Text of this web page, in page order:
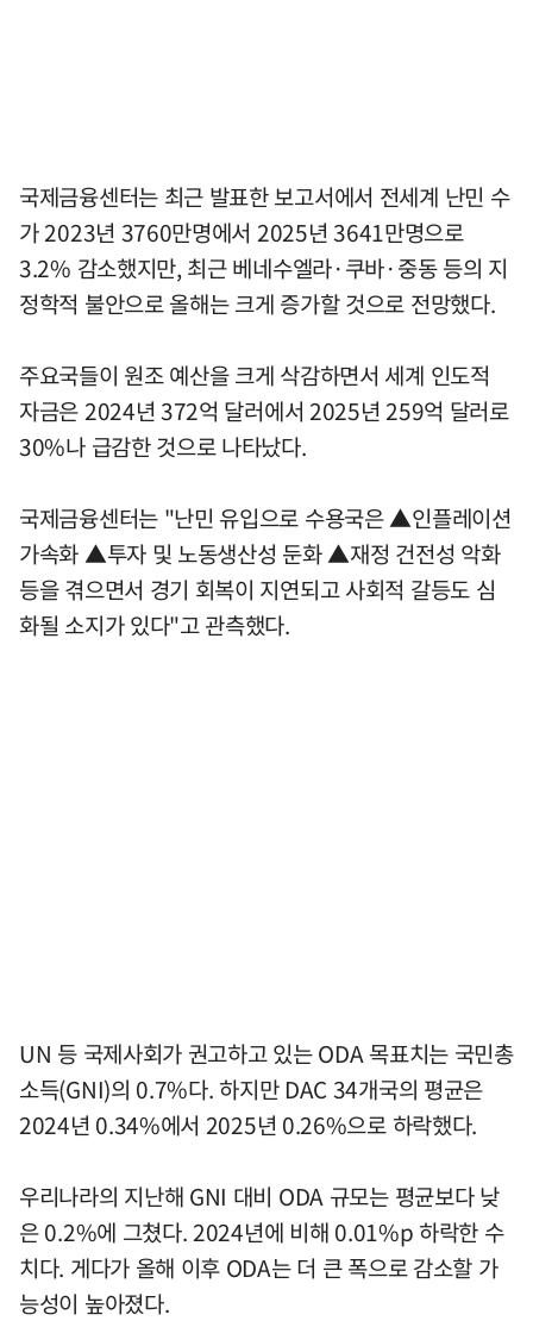
국제금융센터는 최근 발표한 보고서에서 전세계 난민 수
가 2023년 3760만명에서 2025년 3641만명으로
3.2% 감소했지만, 최근 베네수엘라·쿠바·중동 등의 지
정학적 불안으로 올해는 크게 증가할 것으로 전망했다.
주요국들이 원조 예산을 크게 삭감하면서 세계 인도적
자금은 2024년 372억 달러에서 2025년 259억 달러로
30%나 급감한 것으로 나타났다.
국제금융센터는 "난민 유입으로 수용국은 ▲인플레이션
가속화 ▲투자 및 노동생산성 둔화 ▲재정 건전성 악화
등을 겪으면서 경기 회복이 지연되고 사회적 갈등도 심
화될 소지가 있다"고 관측했다.
UN 등 국제사회가 권고하고 있는 ODA 목표치는 국민총
소득(GNI)의 0.7%다. 하지만 DAC 34개국의 평균은
2024년 0.34%에서 2025년 0.26%으로 하락했다.
우리나라의 지난해 GNI 대비 ODA 규모는 평균보다 낮
은 0.2%에 그쳤다. 2024년에 비해 0.01%p 하락한 수
치다. 게다가 올해 이후 ODA는 더 큰 폭으로 감소할 가
능성이 높아졌다.